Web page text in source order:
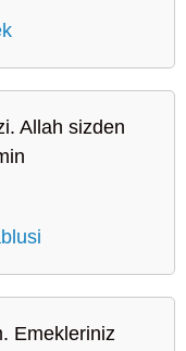
Allah sizden
Emekleriniz